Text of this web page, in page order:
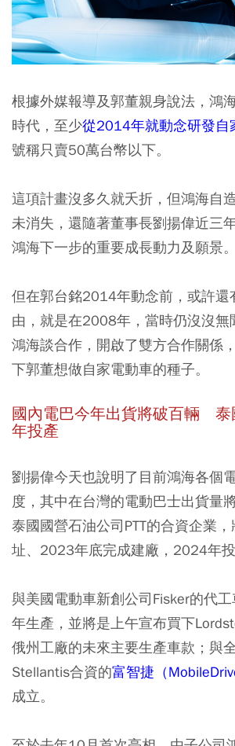
根據外媒報導及郭董親身說法，鴻
時代，至少從2014年就動念研發自
號稱只賣50萬台幣以下。
這項計畫沒多久就夭折，但鴻海自
未消失，還隨著董事長劉揚偉近三
鴻海下一步的重要成長動力及願景。
但在郭台銘2014年動念前，或許還
由，就是在2008年，當時仍沒沒無
鴻海談合作，開啟了雙方合作關係
下郭董想做自家電動車的種子。
國內電巴今年出貨將破百輛
年投產
劉揚偉今天也說明了目前鴻海各個
度，其中在台灣的電動巴士出貨量
泰國國營石油公司PTT的合資企業
址、2023年底完成建廠，2024年投
與美國電動車新創公司Fisker的代
年生產，並將是上午宣布買下
俄州工廠的未來主要生產車款；與
Stellantis合資的富智捷（
成立。